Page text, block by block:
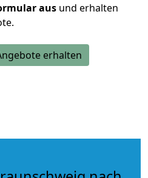
aus und erhalten
erhalten